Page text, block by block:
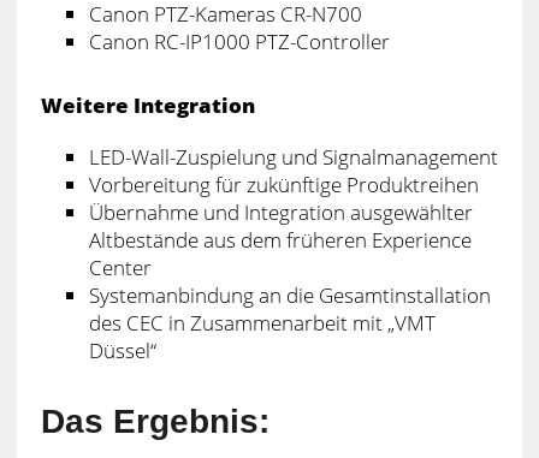
Canon PTZ-Kameras CR-N700
Canon RC-IP1000 PTZ-Controller
Weitere Integration
LED-Wall-Zuspielung und Signalmanagement
Vorbereitung für zukünftige Produktreihen
Übernahme und Integration ausgewählter
Altbestände aus dem früheren Experience
Center
Systemanbindung an die Gesamtinstallation
des CEC in Zusammenarbeit mit „VMT
Düssel“
Das Ergebnis: